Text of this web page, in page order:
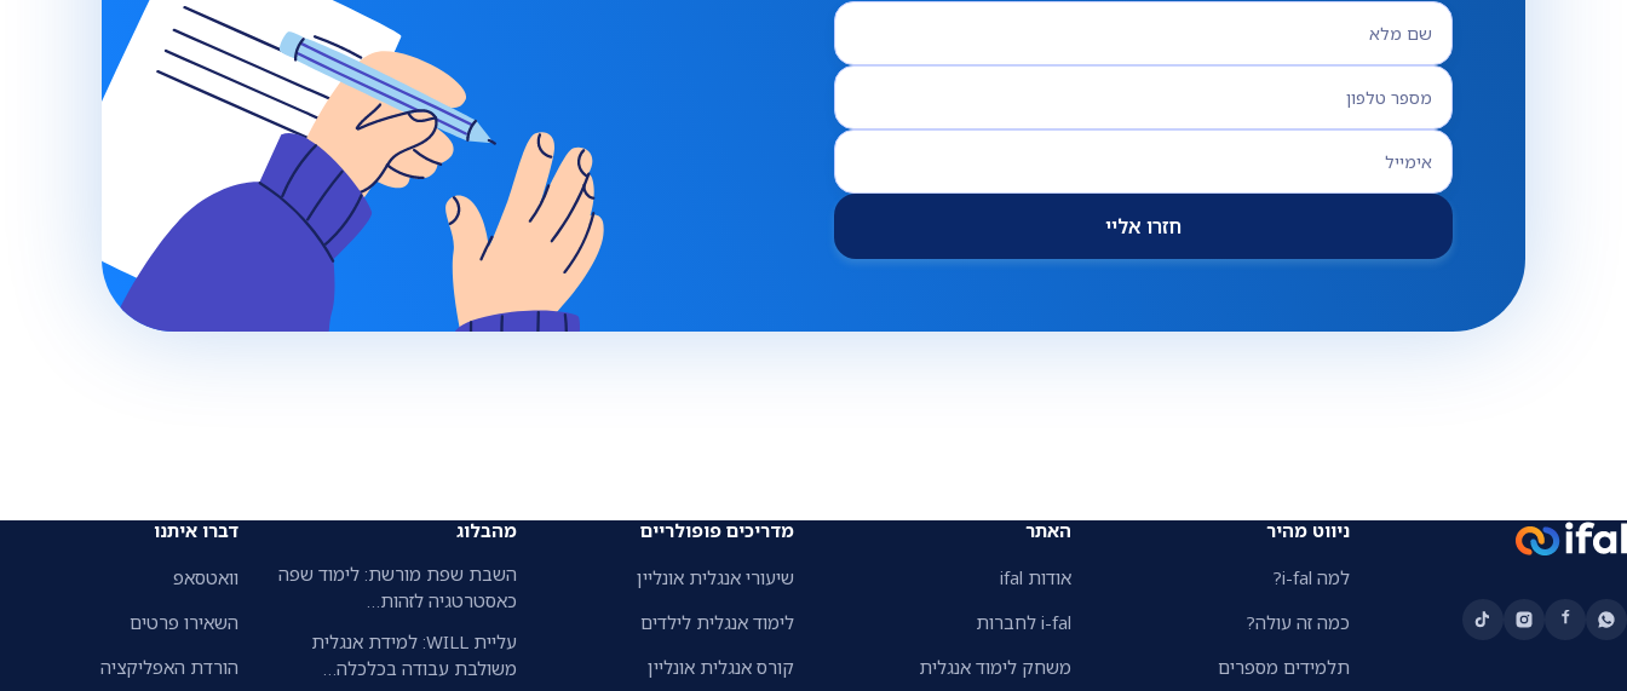
חזרו אליי
ניווט מהיר
למה i-fal?
כמה זה עולה?
תלמידים מספרים
האתר
אודות ifal
i-fal לחברות
משחק לימוד אנגלית
מדריכים פופולריים
שיעורי אנגלית אונליין
לימוד אנגלית לילדים
קורס אנגלית אונליין
מהבלוג
השבת שפת מורשת: לימוד שפה
כאסטרטגיה לזהות…
עליית WILL: למידת אנגלית
משולבת עבודה בכלכלה…
דברו איתנו
וואטסאפ
השאירו פרטים
הורדת האפליקציה